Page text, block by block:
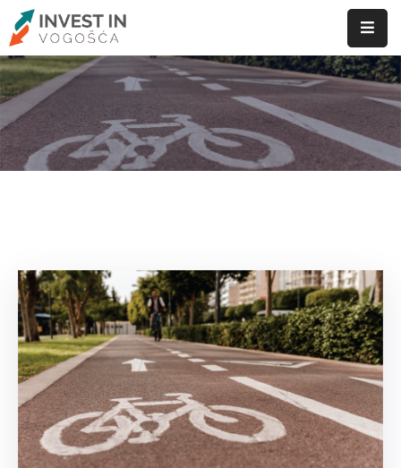
ID
Vogošće
Privreda
Vogošća
Privredni
Subjekti
Novosti
Home Archive by tag Oglas"